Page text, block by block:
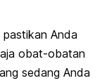
pastikan Anda
obat-obatan
sedang Anda